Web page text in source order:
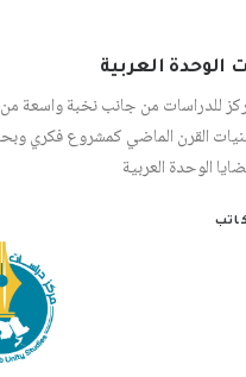
الوحدة العربية
للدراسات من جانب نخبة واسعة من
القرن الماضي كمشروع فكري
الوحدة العربية